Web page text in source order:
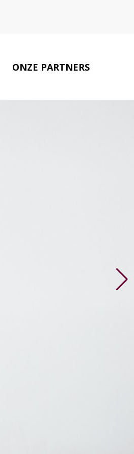
ONZE PARTNERS